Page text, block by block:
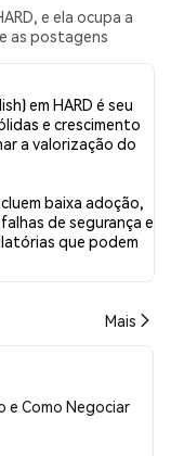
e ela ocupa a
as postagens
fim, foram
No Twitter,
otimista em
pessimista
em relação a
0 tweets.
em HARD é seu
e crescimento
a valorização do
baixa adoção,
de segurança e
que podem
Mais
e Como Negociar